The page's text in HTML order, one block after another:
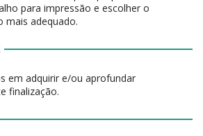
para impressão e escolher o
mais adequado.
em adquirir e/ou aprofundar
finalização.